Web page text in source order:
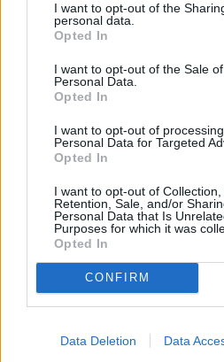
I want to opt-out of the
personal data.
Opted In
I want to opt-out of the Sale
Personal Data.
Opted In
I want to opt-out of
Personal Data for Targeted
Opted In
I want to opt-out of Collection,
Retention, Sale, and/or
Personal Data that Is
Purposes for which it was
Opted In
CONFIRM
Data Deletion Data
Co zrobić, gdy nie
czego wykonana jest